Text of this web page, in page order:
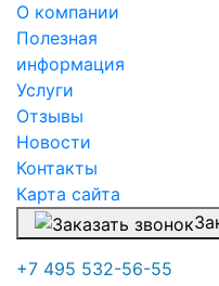
О компании
Полезная
информация
Услуги
Отзывы
Новости
Контакты
Карта сайта
+7 495 532-56-55